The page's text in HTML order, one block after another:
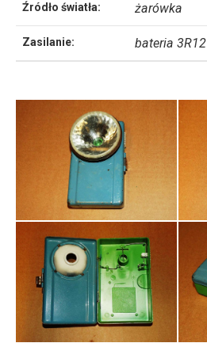
Źródło światła: żarówka
Zasilanie: bateria 3R12